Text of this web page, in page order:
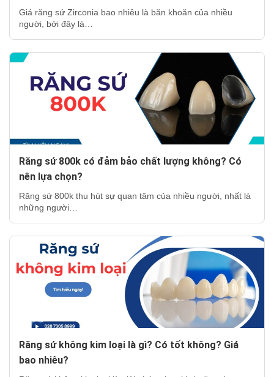
Giá răng sứ Zirconia bao nhiêu là băn khoăn của nhiều
người, bởi đây là…
Răng sứ 800k có đảm bảo chất lượng không? Có
nên lựa chọn?
Răng sứ 800k thu hút sự quan tâm của nhiều người, nhất là
những người…
Răng sứ không kim loại là gì? Có tốt không? Giá
bao nhiêu?